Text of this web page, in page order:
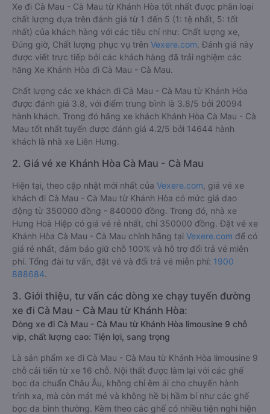
Xe đi Cà Mau - Cà Mau từ Khánh Hòa tốt nhất được phân loại
chất lượng dựa trên đánh giá từ 1 đến 5 (1: tệ nhất, 5: tốt
nhất) của khách hàng với các tiêu chí như: Chất lượng xe,
Đúng giờ, Chất lượng phục vụ trên Vexere.com. Đánh giá này
được viết trực tiếp bởi các khách hàng đã trải nghiệm các
hãng Xe Khánh Hòa đi Cà Mau - Cà Mau.
Chất lượng các xe khách đi Cà Mau - Cà Mau từ Khánh Hòa
được đánh giá 3.8, với điểm trung bình là 3.8/5 bởi 20094
hành khách. Trong đó hãng xe khách Khánh Hòa Cà Mau - Cà
Mau tốt nhất tuyến được đánh giá 4.2/5 bởi 14644 hành
khách là nhà xe Liên Hưng.
2. Giá vé xe Khánh Hòa Cà Mau - Cà Mau
Hiện tại, theo cập nhật mới nhất của Vexere.com , giá vé xe
khách đi Cà Mau - Cà Mau từ Khánh Hòa có mức giá dao
động từ 350000 đồng - 840000 đồng. Trong đó, nhà xe
Hưng Hoà Hiệp có giá vé rẻ nhất, chỉ 350000 đồng. Đặt vé xe
Khánh Hòa Cà Mau - Cà Mau chính hãng tại Vexere.com để có
giá rẻ nhất, đảm bảo giữ chỗ 100% và hỗ trợ đổi trả vé miễn
phí. Tổng đài tư vấn, đặt vé và đổi trả vé miễn phí: 1900
888684.
3. Giới thiệu, tư vấn các dòng xe chạy tuyến đường
xe đi Cà Mau - Cà Mau từ Khánh Hòa:
Dòng xe đi Cà Mau - Cà Mau từ Khánh Hòa limousine 9 chỗ
vip, chất lượng cao: Tiện lợi, sang trọng
Là sản phẩm xe đi Cà Mau - Cà Mau từ Khánh Hòa limousine 9
chỗ cải tiến từ xe 16 chỗ. Nội thất được làm lại với các ghế
bọc da chuẩn Châu Âu, không chỉ êm ái cho chuyến hành
trình xa, mà còn mát mẻ và không hề bị hầm bí như các ghế
bọc da bình thường. Kèm theo các ghế có nhiều tiện nghi hiện